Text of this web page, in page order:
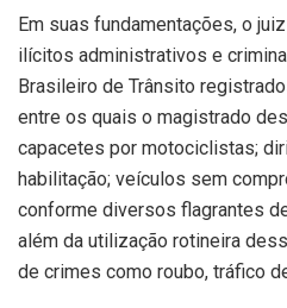
Em suas fundamentações, o
ilícitos administrativos e
Brasileiro de Trânsito
entre os quais o magistrado
capacetes por motociclistas;
habilitação; veículos sem
conforme diversos flagrantes
além da utilização rotineira
de crimes como roubo, tráfico